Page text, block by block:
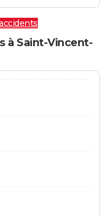
à Saint-Vincent-